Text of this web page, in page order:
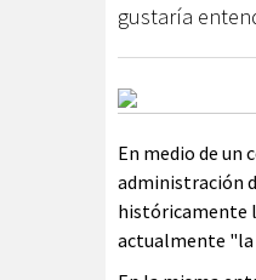
gustaría
En medio de un
administración
históricamente
actualmente "la